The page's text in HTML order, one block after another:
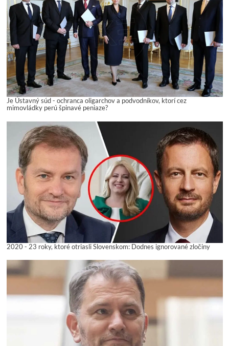
Je Ústavný súd - ochranca oligarchov a podvodníkov, ktorí cez
mimovládky perú špinavé peniaze?
2020 - 23 roky, ktoré otriasli Slovenskom: Dodnes ignorované zločiny